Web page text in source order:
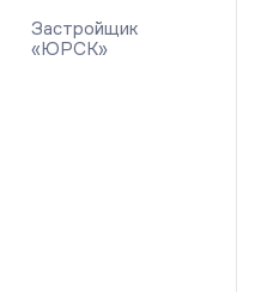
Застройщик
«ЮРСК»